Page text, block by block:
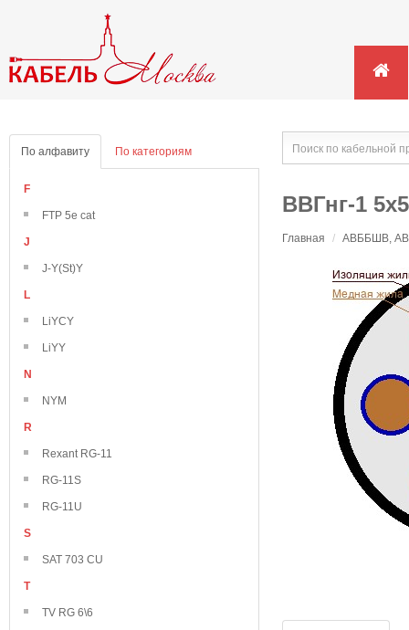
По алфавиту По категориям
F
FTP 5e cat
J
J-Y(St)Y
L
LiYCY
LiYY
N
NYM
R
Rexant RG-11
RG-11S
RG-11U
S
SAT 703 CU
T
TV RG 6\6
ВВГнг-1
Главная / АВББШВ,